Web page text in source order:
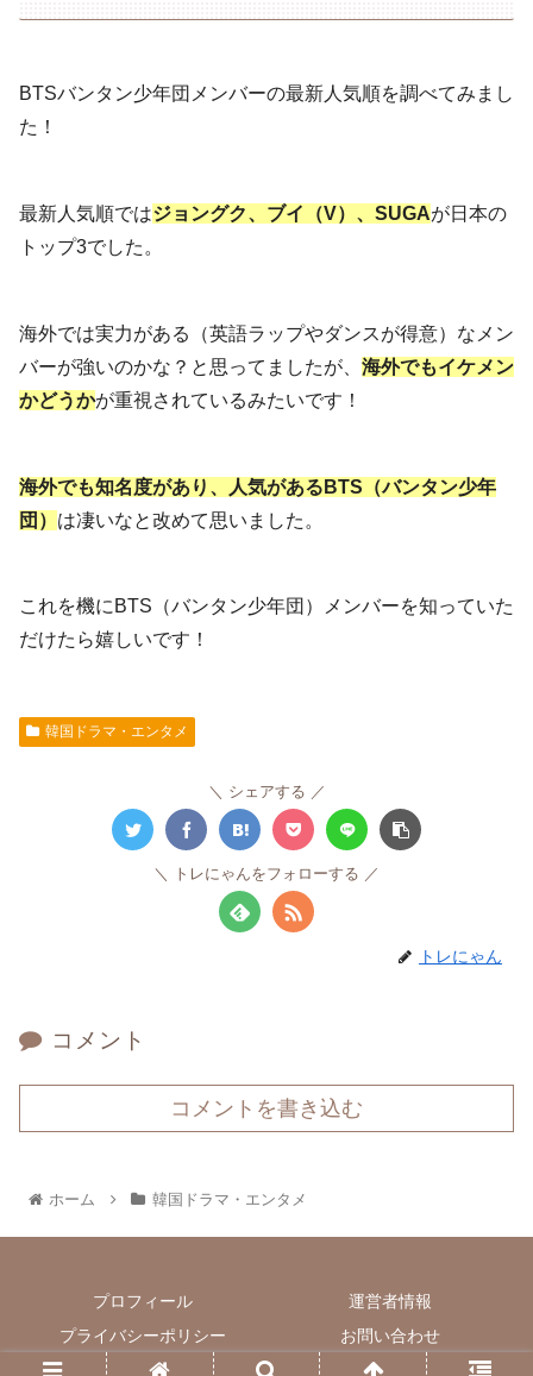
BTSバンタン少年団メンバーの最新人気順を調べてみまし
た！
最新人気順ではジョングク、ブイ（V）、SUGAが日本の
トップ3でした。
海外では実力がある（英語ラップやダンスが得意）なメン
バーが強いのかな？と思ってましたが、 海外でもイケメン
かどうかが重視されているみたいです！
海外でも知名度があり、人気があるBTS（バンタン少年
団） は凄いなと改めて思いました。
これを機にBTS（バンタン少年団）メンバーを知っていた
だけたら嬉しいです！
韓国ドラマ・エンタメ
シェアする
トレにゃんをフォローする
トレにゃん
コメント
コメントを書き込む
ホーム 韓国ドラマ・エンタメ
プロフィール
運営者情報
プライバシーポリシー
お問い合わせ